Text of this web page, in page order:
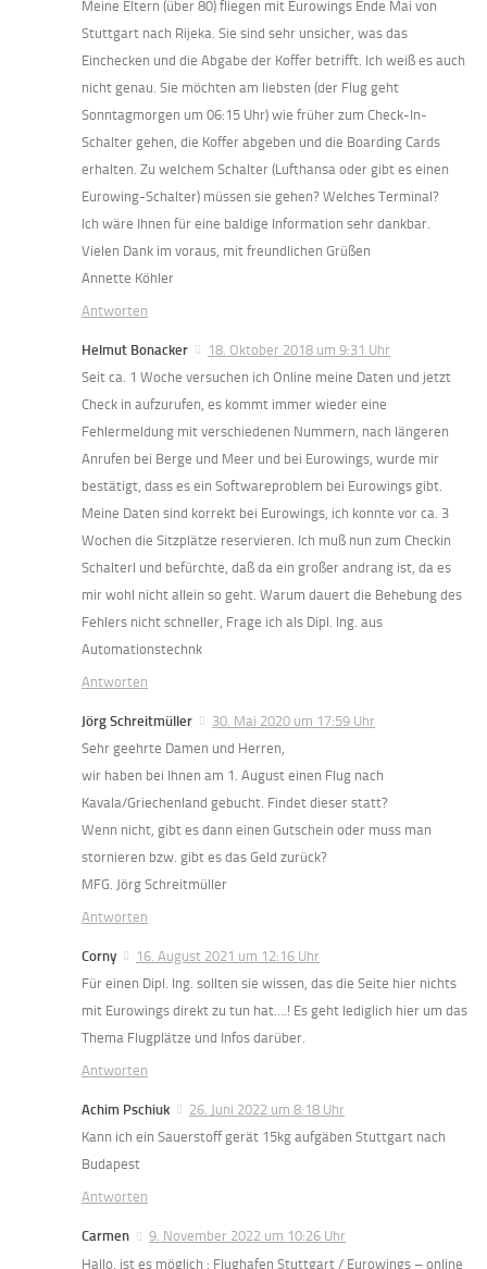
Meine Eltern (über 80) fliegen mit Eurowings Ende Mai von
Stuttgart nach Rijeka. Sie sind sehr unsicher, was das
Einchecken und die Abgabe der Koffer betrifft. Ich weiß es auch
nicht genau. Sie möchten am liebsten (der Flug geht
Sonntagmorgen um 06:15 Uhr) wie früher zum Check-In-
Schalter gehen, die Koffer abgeben und die Boarding Cards
erhalten. Zu welchem Schalter (Lufthansa oder gibt es einen
Eurowing-Schalter) müssen sie gehen? Welches Terminal?
Ich wäre Ihnen für eine baldige Information sehr dankbar.
Vielen Dank im voraus, mit freundlichen Grüßen
Annette Köhler
Antworten
Helmut Bonacker
18. Oktober 2018 um 9:31 Uhr
Seit ca. 1 Woche versuchen ich Online meine Daten und jetzt
Check in aufzurufen, es kommt immer wieder eine
Fehlermeldung mit verschiedenen Nummern, nach längeren
Anrufen bei Berge und Meer und bei Eurowings, wurde mir
bestätigt, dass es ein Softwareproblem bei Eurowings gibt.
Meine Daten sind korrekt bei Eurowings, ich konnte vor ca. 3
Wochen die Sitzplätze reservieren. Ich muß nun zum Checkin
Schalterl und befürchte, daß da ein großer andrang ist, da es
mir wohl nicht allein so geht. Warum dauert die Behebung des
Fehlers nicht schneller, Frage ich als Dipl. Ing. aus
Automationstechnk
Antworten
Jörg Schreitmüller
30. Mai 2020 um 17:59 Uhr
Sehr geehrte Damen und Herren,
wir haben bei Ihnen am 1. August einen Flug nach
Kavala/Griechenland gebucht. Findet dieser statt?
Wenn nicht, gibt es dann einen Gutschein oder muss man
stornieren bzw. gibt es das Geld zurück?
MFG. Jörg Schreitmüller
Antworten
Corny
16. August 2021 um 12:16 Uhr
Für einen Dipl. Ing. sollten sie wissen, das die Seite hier nichts
mit Eurowings direkt zu tun hat….! Es geht lediglich hier um das
Thema Flugplätze und Infos darüber.
Antworten
Achim Pschiuk
26. Juni 2022 um 8:18 Uhr
Kann ich ein Sauerstoff gerät 15kg aufgäben Stuttgart nach
Budapest
Antworten
Carmen
9. November 2022 um 10:26 Uhr
Hallo, ist es möglich : Flughafen Stuttgart / Eurowings – online